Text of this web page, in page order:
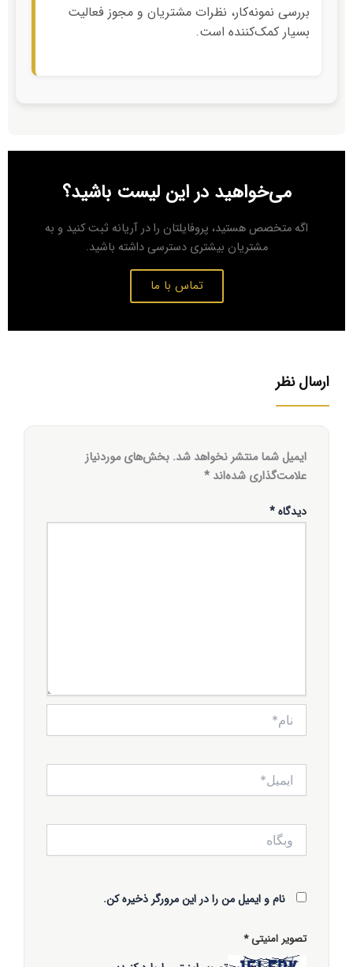
بررسی نمونه‌کار، نظرات مشتریان و مجوز فعالیت
بسیار کمک‌کننده است.
می‌خواهید در این لیست باشید؟
اگه متخصص هستید، پروفایلتان را در آریانه ثبت کنید و به
مشتریان بیشتری دسترسی داشته باشید.
تماس با ما
ارسال نظر
ایمیل شما منتشر نخواهد شد. بخش‌های موردنیاز
علامت‌گذاری شده‌اند *
دیدگاه*
ایمیل*
وبگاه
نام و ایمیل من را در این مرورگر ذخیره کن.
تصویر امنیتی*